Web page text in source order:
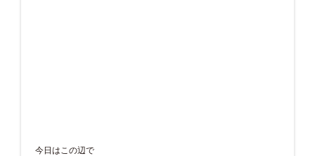
今日はこの辺で